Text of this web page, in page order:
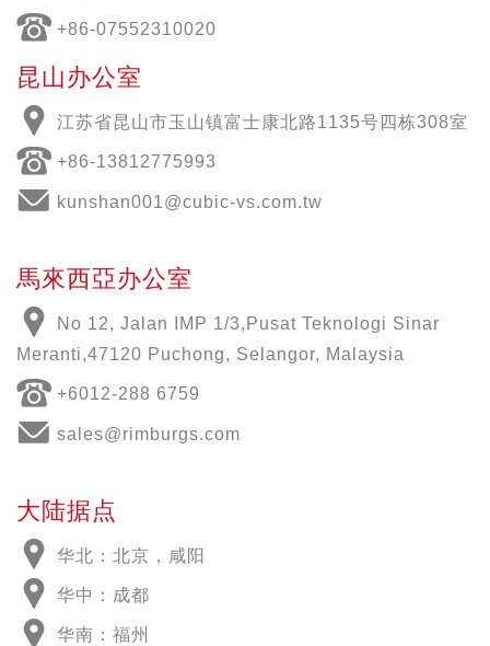
+86-07552310020
昆山办公室
江苏省昆山市玉山镇富士康北路1135号四栋308室
+86-13812775993
kunshan001@cubic-vs.com.tw
馬來西亞办公室
No 12, Jalan IMP 1/3,Pusat Teknologi Sinar
Meranti,47120 Puchong, Selangor, Malaysia
+6012-288 6759
sales@rimburgs.com
大陆据点
华北：北京，咸阳
华中：成都
华南：福州